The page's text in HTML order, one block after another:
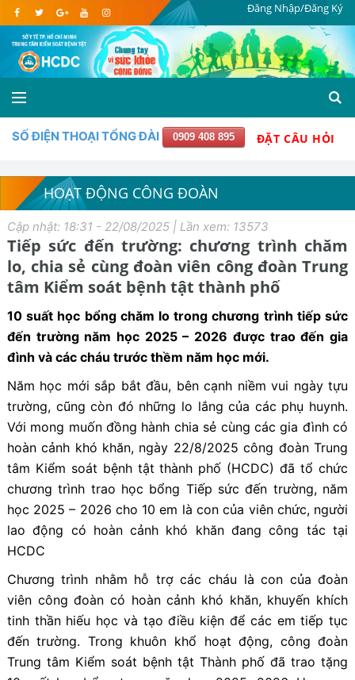
Đăng Nhập/Đăng Ký
SỐ ĐIỆN THOẠI TỔNG ĐÀI 0909 408 895 ĐẶT CÂU HỎI
HOẠT ĐỘNG CÔNG ĐOÀN
Cập nhật: 18:31 - 22/08/2025 | Lần xem: 13573
Tiếp sức đến trường: chương trình chăm
lo, chia sẻ cùng đoàn viên công đoàn Trung
tâm Kiểm soát bệnh tật thành phố
10 suất học bổng chăm lo trong chương trình tiếp sức
đến trường năm học 2025 – 2026 được trao đến gia
đình và các cháu trước thềm năm học mới.
Năm học mới sắp bắt đầu, bên cạnh niềm vui ngày tựu
trường, cũng còn đó những lo lắng của các phụ huynh.
Với mong muốn đồng hành chia sẻ cùng các gia đình có
hoàn cảnh khó khăn, ngày 22/8/2025 công đoàn Trung
tâm Kiểm soát bệnh tật thành phố (HCDC) đã tổ chức
chương trình trao học bổng Tiếp sức đến trường, năm
học 2025 – 2026 cho 10 em là con của viên chức, người
lao động có hoàn cảnh khó khăn đang công tác tại
HCDC
Chương trình nhằm hỗ trợ các cháu là con của đoàn
viên công đoàn có hoàn cảnh khó khăn, khuyến khích
tinh thần hiếu học và tạo điều kiện để các em tiếp tục
đến trường. Trong khuôn khổ hoạt động, công đoàn
Trung tâm Kiểm soát bệnh tật Thành phố đã trao tặng